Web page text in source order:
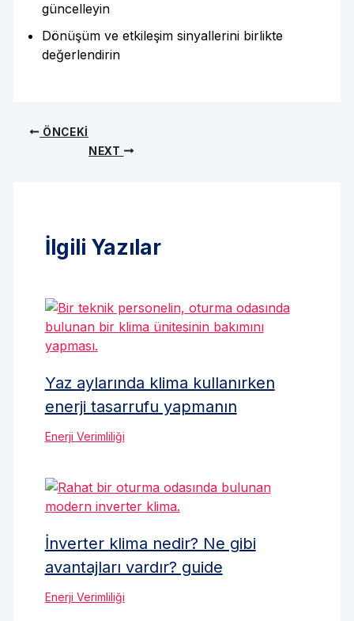
güncelleyin
Dönüşüm ve etkileşim sinyallerini birlikte
değerlendirin
ÖNCEKI
NEXT
İlgili Yazılar
Yaz aylarında klima kullanırken
enerji tasarrufu yapmanın
Enerji Verimliliği
İnverter klima nedir? Ne gibi
avantajları vardır? guide
Enerji Verimliliği